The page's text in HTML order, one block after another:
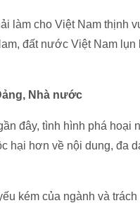
làm cho Việt Nam thịnh
đất nước Việt Nam
Nhà nước
đây, tình hình phá hoại
hại hơn về nội dung, đa
kém của ngành và